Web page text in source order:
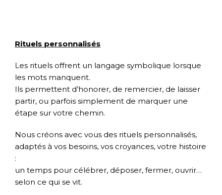
Rituels personnalisés
Les rituels offrent un langage symbolique lorsque
les mots manquent.
Ils permettent d’honorer, de remercier, de laisser
partir, ou parfois simplement de marquer une
étape sur votre chemin.
Nous créons avec vous des rituels personnalisés,
adaptés à vos besoins, vos croyances, votre histoire
:
un temps pour célébrer, déposer, fermer, ouvrir…
selon ce qui se vit.